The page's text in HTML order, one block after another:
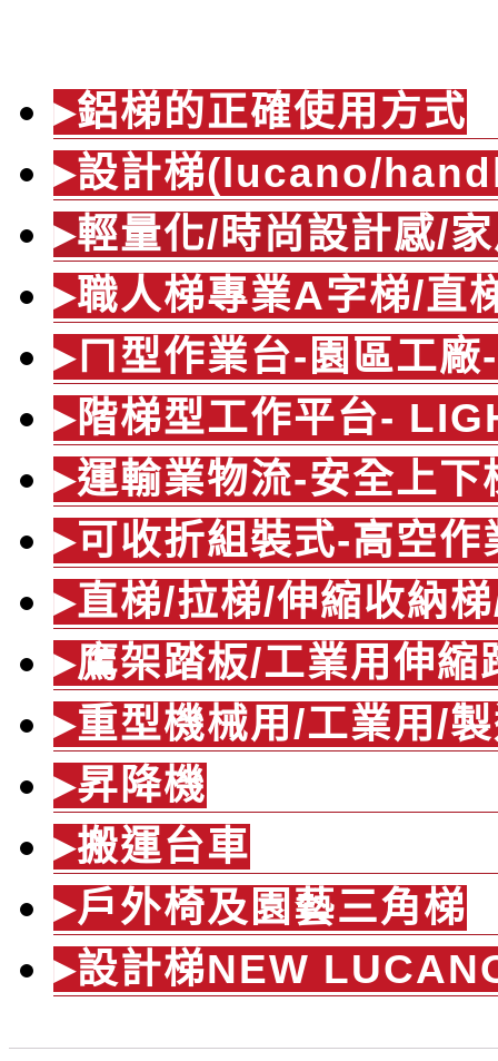
▸鋁梯的正確使用方式
▸設計梯(lucano/
▸輕量化/時尚設計感/
▸職人梯專業A字梯/直
▸ㄇ型作業台-園區工廠
▸階梯型工作平台-
▸運輸業物流-安全上下
▸可收折組裝式-高空作
▸直梯/拉梯/伸縮收納
▸鷹架踏板/工業用伸縮
▸重型機械用/工業用/
▸昇降機
▸搬運台車
▸戶外椅及園藝三角梯
▸設計梯NEW